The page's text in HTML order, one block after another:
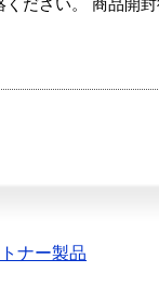
ださい。 商品開
ナー製品